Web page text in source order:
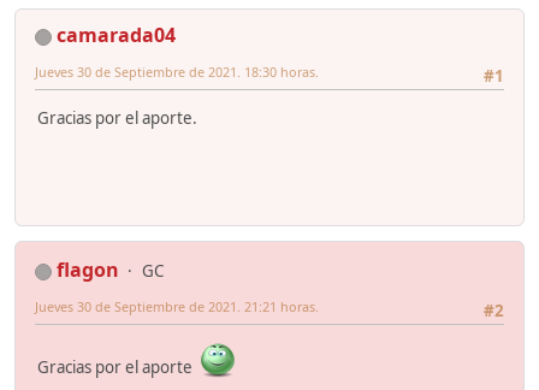
camarada04
#1
Jueves 30 de Septiembre de 2021. 18:30 horas.
Gracias por el aporte.
flagon
GC
#2
Jueves 30 de Septiembre de 2021. 21:21 horas.
Gracias por el aporte